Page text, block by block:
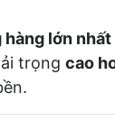
lớn nhất
trọng cao